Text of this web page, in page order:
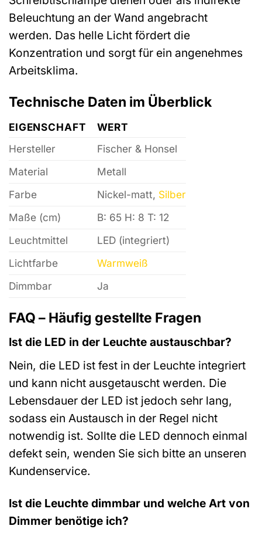
Beleuchtung an der Wand angebracht
werden. Das helle Licht fördert die
Konzentration und sorgt für ein angenehmes
Arbeitsklima.
Technische Daten im Überblick
EIGENSCHAFT
WERT
Hersteller
Fischer & Honsel
Material
Metall
Farbe
Nickel-matt, Silber
Maße (cm)
B: 65 H: 8 T: 12
Leuchtmittel
LED (integriert)
Lichtfarbe
Warmweiß
Dimmbar
Ja
FAQ – Häufig gestellte Fragen
Ist die LED in der Leuchte austauschbar?
Nein, die LED ist fest in der Leuchte integriert
und kann nicht ausgetauscht werden. Die
Lebensdauer der LED ist jedoch sehr lang,
sodass ein Austausch in der Regel nicht
notwendig ist. Sollte die LED dennoch einmal
defekt sein, wenden Sie sich bitte an unseren
Kundenservice.
Ist die Leuchte dimmbar und welche Art von
Dimmer benötige ich?